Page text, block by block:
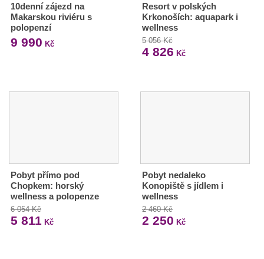
10denní zájezd na
Makarskou riviéru s
polopenzí
9 990 Kč
Resort v polských
Krkonoších: aquapark i
wellness
5 056 Kč
4 826 Kč
Pobyt přímo pod
Chopkem: horský
wellness a polopenze
6 054 Kč
5 811 Kč
Pobyt nedaleko
Konopiště s jídlem i
wellness
2 460 Kč
2 250 Kč